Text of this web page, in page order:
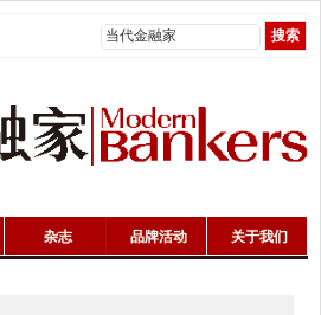
杂志 品牌活动 关于我们